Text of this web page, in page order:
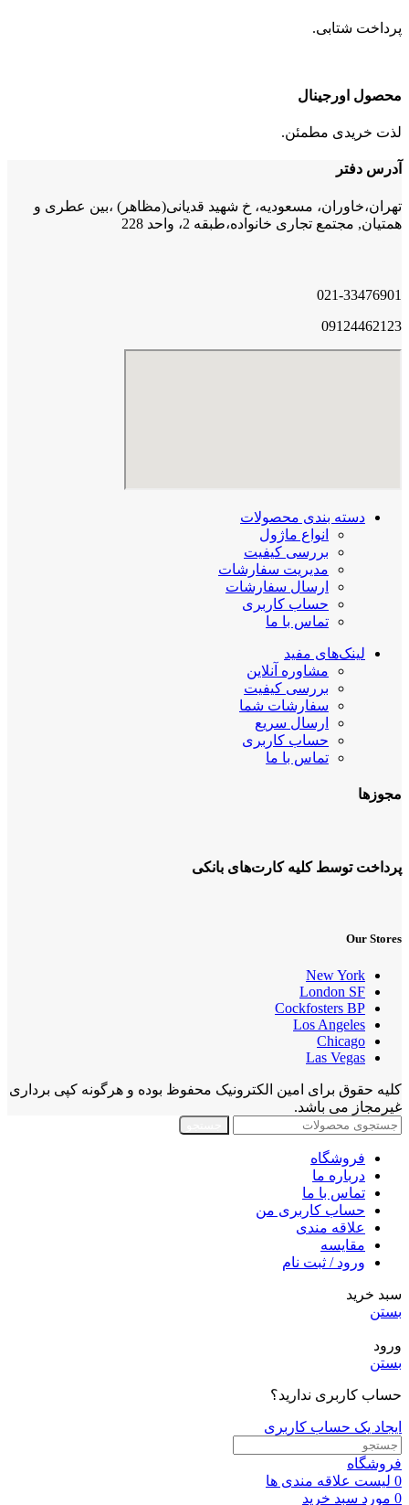
پرداخت شتابی.
محصول اورجینال
لذت خریدی مطمئن.
آدرس دفتر
تهران،خاوران، مسعودیه، خ شهید قدیانی(مظاهر) ،بین عطری و
همتیان, مجتمع تجاری خانواده،طبقه 2، واحد 228
021-33476901
09124462123
دسته بندی محصولات
انواع ماژول
بررسی کیفیت
مدیریت سفارشات
ارسال سفارشات
حساب کاربری
تماس با ما
لینک‌های مفید
مشاوره آنلاین
بررسی کیفیت
سفارشات شما
ارسال سریع
حساب کاربری
تماس با ما
مجوزها
پرداخت توسط کلیه کارت‌های بانکی
Our Stores
New York
London SF
Cockfosters BP
Los Angeles
Chicago
Las Vegas
کلیه حقوق برای امین الکترونیک محفوظ بوده و هرگونه کپی برداری
غیرمجاز می باشد.
فروشگاه
درباره ما
تماس با ما
حساب کاربری من
علاقه مندی
مقايسه
ورود / ثبت نام
سبد خرید
بستن
ورود
بستن
حساب کاربری ندارید؟
ایجاد یک حساب کاربری
فروشگاه
0 لیست علاقه مندی ها
0 مورد سبد خرید